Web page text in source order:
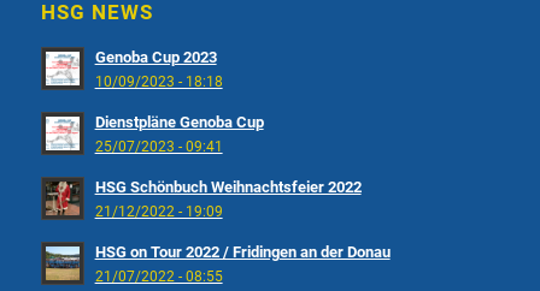
HSG NEWS
Genoba Cup 2023
10/09/2023 - 18:18
Dienstpläne Genoba Cup
25/07/2023 - 09:41
HSG Schönbuch Weihnachtsfeier 2022
21/12/2022 - 19:09
HSG on Tour 2022 / Fridingen an der Donau
21/07/2022 - 08:55